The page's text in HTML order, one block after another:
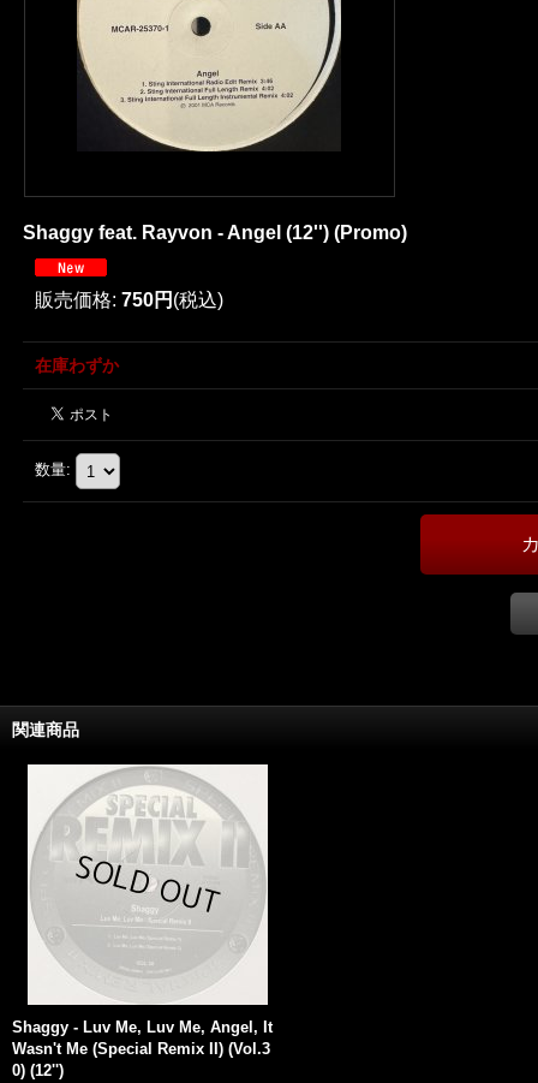
Shaggy feat. Rayvon - Angel (12'') (Promo)
販売価格: 750円 (税込)
在庫わずか
数量:
関連商品
Shaggy - Luv Me, Luv Me, Angel, It
Wasn't Me (Special Remix II) (Vol.3
0) (12'')